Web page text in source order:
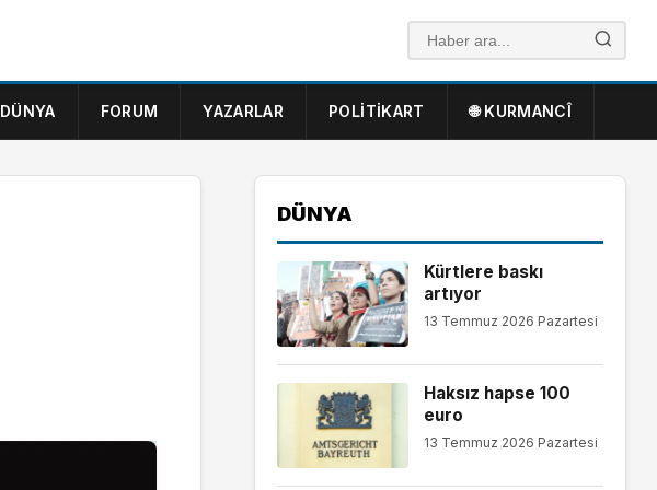
DÜNYA FORUM YAZARLAR POLITIKART 🌐 KURMANCÎ
DÜNYA
Kürtlere baskı
artıyor
13 Temmuz 2026 Pazartesi
Haksız hapse 100
euro
13 Temmuz 2026 Pazartesi